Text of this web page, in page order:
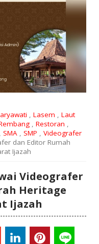
, Lasem , Laut
, Restoran ,
SMA, SMP , Videografer
dan Editor Rumah
Ijazah
Videografer
Heritage
Ijazah